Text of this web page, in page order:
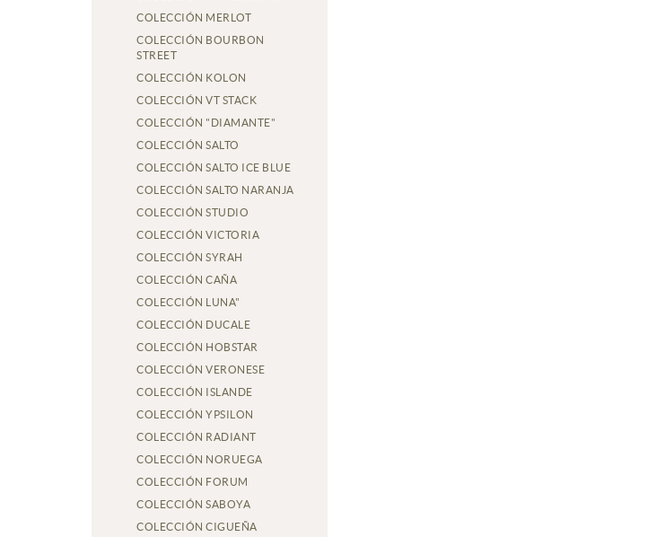
COLECCIÓN MERLOT
COLECCIÓN BOURBON
STREET
COLECCIÓN KOLON
COLECCIÓN VT STACK
COLECCIÓN "DIAMANTE"
COLECCIÓN SALTO
COLECCIÓN SALTO ICE BLUE
COLECCIÓN SALTO NARANJA
COLECCIÓN STUDIO
COLECCIÓN VICTORIA
COLECCIÓN SYRAH
COLECCIÓN CAÑA
COLECCIÓN LUNA"
COLECCIÓN DUCALE
COLECCIÓN HOBSTAR
COLECCIÓN VERONESE
COLECCIÓN ISLANDE
COLECCIÓN YPSILON
COLECCIÓN RADIANT
COLECCIÓN NORUEGA
COLECCIÓN FORUM
COLECCIÓN SABOYA
COLECCIÓN CIGUEÑA